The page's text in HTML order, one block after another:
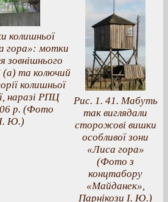
колишньої
гора»: мотки
зовнішнього
(a) та колючий
колишньої
наразі РПЦ
р. (Фото
Ю.)
Рис. 1. 41. Мабуть
так виглядали
сторожові вишки
особливої зони
«Лиса гора»
(Фото з
концтабору
«Майданек»,
Парнікози І. Ю.)